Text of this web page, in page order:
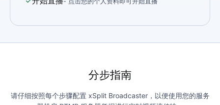
分步指南
请仔细按照每个步骤配置 xSplit Broadcaster，以便使用您的服务